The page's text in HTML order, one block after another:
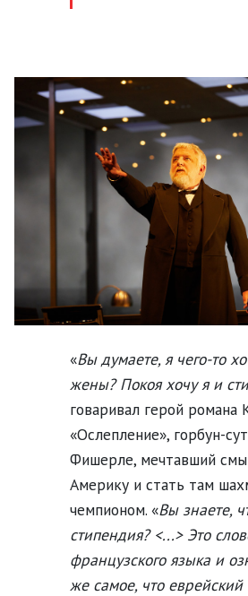
«Вы думаете, я чего-то
жены? Покоя хочу я и
говаривал герой романа
«Ослепление», горбун-
Фишерле, мечтавший
Америку и стать там
чемпионом. «Вы знаете,
стипендия? <...> Это
французского языка и
же самое, что еврейский